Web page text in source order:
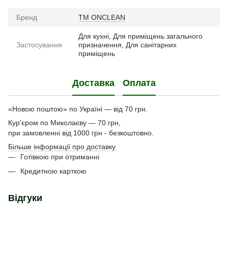
Бренд ТМ ONCLEAN
Застосування
Для кухні, Для приміщень загального
призначення, Для санітарних
приміщень
Доставка Оплата
«Новою поштою» по Україні — від 70 грн.
Кур'єром по Миколаєву — 70 грн,
при замовленні від 1000 грн - безкоштовно.
Більше інформації про доставку
Готівкою при отриманні
Кредитною карткою
Відгуки